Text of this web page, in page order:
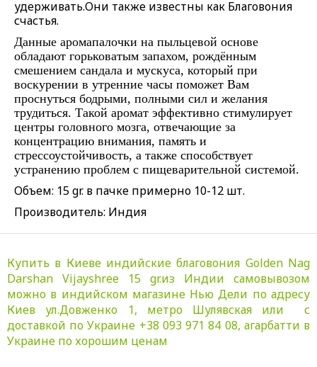
удерживать.Они также известны как Благовония
счастья.
Данные аромапалочки на пыльцевой основе
обладают горьковатым запахом, рождённым
смешением сандала и мускуса, который при
воскурении в утренние часы поможет Вам
проснуться бодрыми, полными сил и желания
трудиться. Такой аромат эффективно стимулирует
центры головного мозга, отвечающие за
концентрацию внимания, память и
стрессоустойчивость, а также способствует
устранению проблем с пищеварительной системой.
Объем: 15 gr. в пачке примерно 10-12 шт.
Производитель: Индия
Купить в Киеве индийские благовония Golden Nag
Darshan Vijayshree 15 gr.из Индии самовывозом
можно в индийском магазине Нью Дели по адресу
Киев ул.Довженко 1, метро Шулявская или с
доставкой по Украине +38 093 971 84 08, агарбатти в
Украине по хорошим ценам